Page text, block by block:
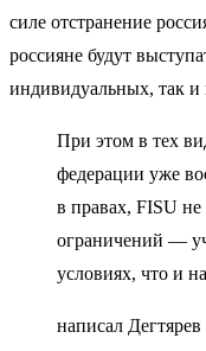
силе отстранение
россияне будут
индивидуальных, так и
При этом в тех
федерации уже
в правах, FISU
ограничений —
условиях, что и
написал